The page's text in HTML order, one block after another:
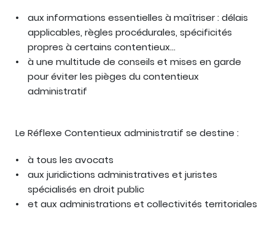
aux informations essentielles à maîtriser : délais
applicables, règles procédurales, spécificités
propres à certains contentieux…
à une multitude de conseils et mises en garde
pour éviter les pièges du contentieux
administratif
Le Réflexe Contentieux administratif se destine :
à tous les avocats
aux juridictions administratives et juristes
spécialisés en droit public
et aux administrations et collectivités territoriales